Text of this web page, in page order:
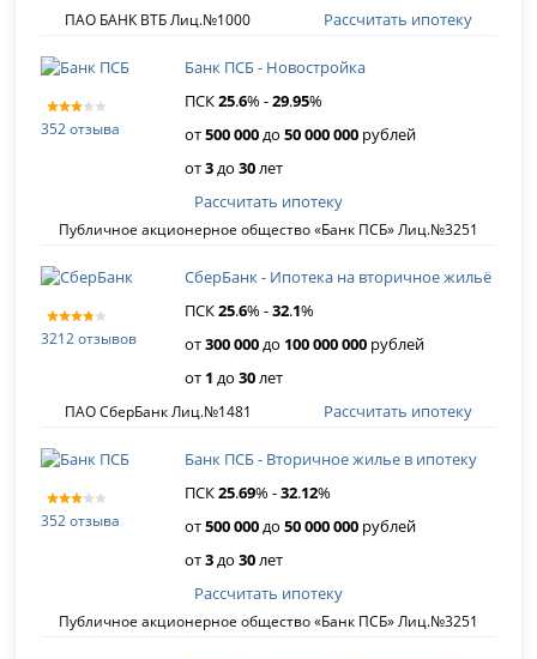
ПАО БАНК ВТБ Лиц.№1000 Рассчитать ипотеку
352 отзыва
Банк ПСБ - Новостройка
ПСК25.6% -29.95%
от500 000до50 000 000 рублей
от3до30лет
Публичное акционерное общество «Банк ПСБ» Лиц.№3251
Рассчитать ипотеку
3212 отзывов
СберБанк - Ипотека на вторичное жильё
ПСК25.6% -32.1%
от300 000до 100 000 000 рублей
от 1 до30лет
ПАО СберБанк Лиц.№1481 Рассчитать ипотеку
352 отзыва
Банк ПСБ - Вторичное жилье в ипотеку
ПСК25.69% -32.12%
от500 000до50 000 000 рублей
от3до30лет
Публичное акционерное общество «Банк ПСБ» Лиц.№3251
Рассчитать ипотеку